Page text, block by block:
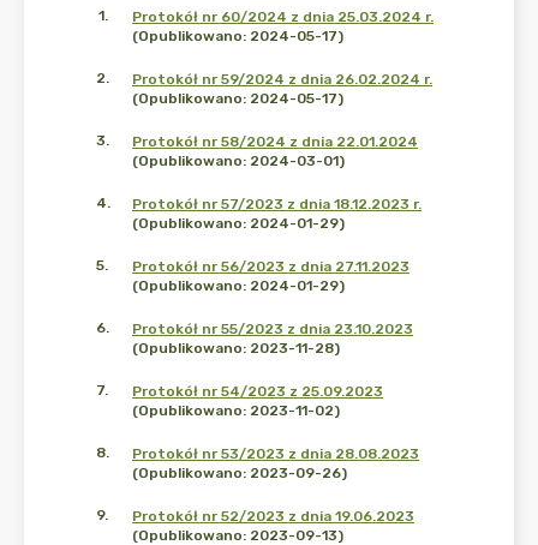
1.
Protokół nr 60/2024 z dnia 25.03.2024 r.
(Opublikowano: 2024-05-17)
2.
Protokół nr 59/2024 z dnia 26.02.2024 r.
(Opublikowano: 2024-05-17)
3.
Protokół nr 58/2024 z dnia 22.01.2024
(Opublikowano: 2024-03-01)
4.
Protokół nr 57/2023 z dnia 18.12.2023 r.
(Opublikowano: 2024-01-29)
5.
Protokół nr 56/2023 z dnia 27.11.2023
(Opublikowano: 2024-01-29)
6.
Protokół nr 55/2023 z dnia 23.10.2023
(Opublikowano: 2023-11-28)
7.
Protokół nr 54/2023 z 25.09.2023
(Opublikowano: 2023-11-02)
8.
Protokół nr 53/2023 z dnia 28.08.2023
(Opublikowano: 2023-09-26)
9.
Protokół nr 52/2023 z dnia 19.06.2023
(Opublikowano: 2023-09-13)